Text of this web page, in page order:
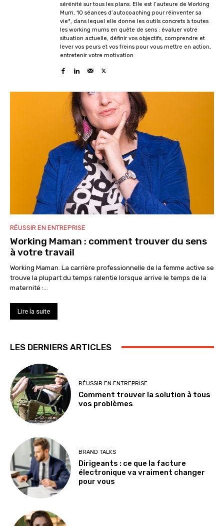
sérénité sur tous les plans. Elle est l’auteure de Working
Mum, 10 séances d’autocoaching pour réinventer sa
vie*, dans lequel elle donne les outils concrets à toutes
les working mums en quête de sens : évaluer votre
situation actuelle, définir vos objectifs, comprendre et
lever vos peurs et vos freins pour vous mettre en action,
entretenir votre motivation
RÉUSSIR EN ENTREPRISE
Working Maman : comment trouver du sens
à votre travail
Working Maman. La carrière professionnelle de la femme active se
trouve la plupart du temps ralentie lorsque arrive le temps de la
maternité :...
Lire la suite
LES DERNIERS ARTICLES
RÉUSSIR EN ENTREPRISE
Comment trouver la solution à tous
vos problèmes
BRAND TALKS
Dirigeants : ce que la facture
électronique va vraiment changer
pour vous